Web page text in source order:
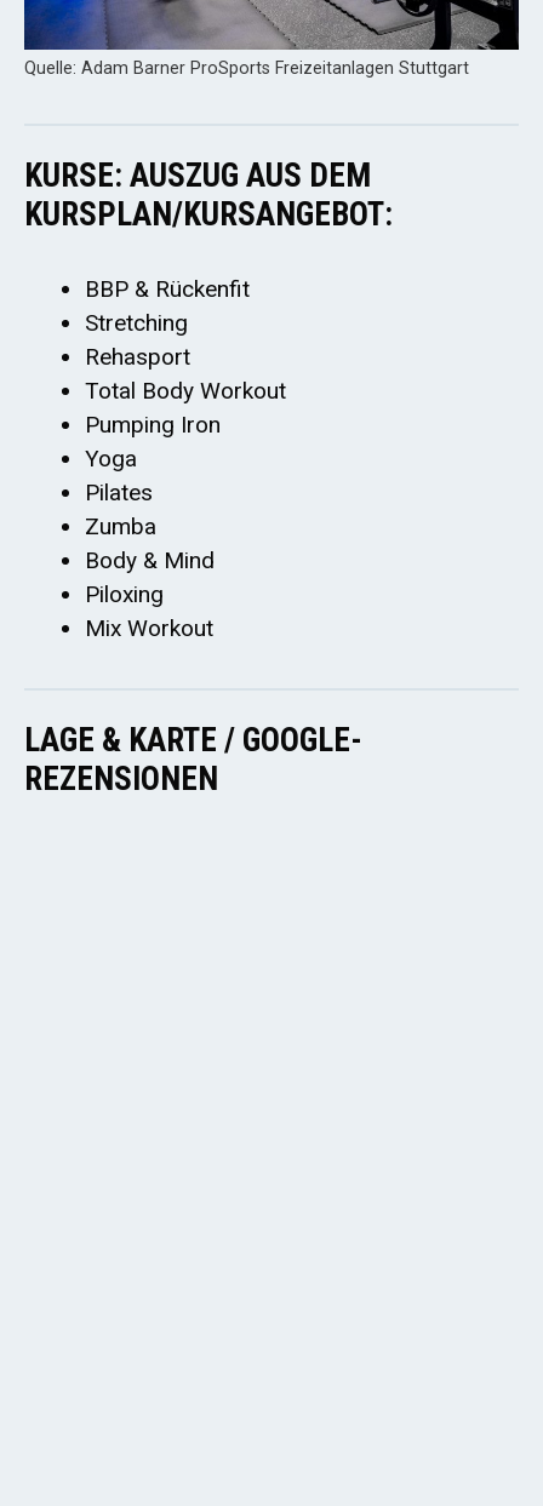
Quelle: Adam Barner ProSports Freizeitanlagen Stuttgart
KURSE: AUSZUG AUS DEM
KURSPLAN/KURSANGEBOT:
BBP & Rückenfit
Stretching
Rehasport
Total Body Workout
Pumping Iron
Yoga
Pilates
Zumba
Body & Mind
Piloxing
Mix Workout
LAGE & KARTE / GOOGLE-
REZENSIONEN